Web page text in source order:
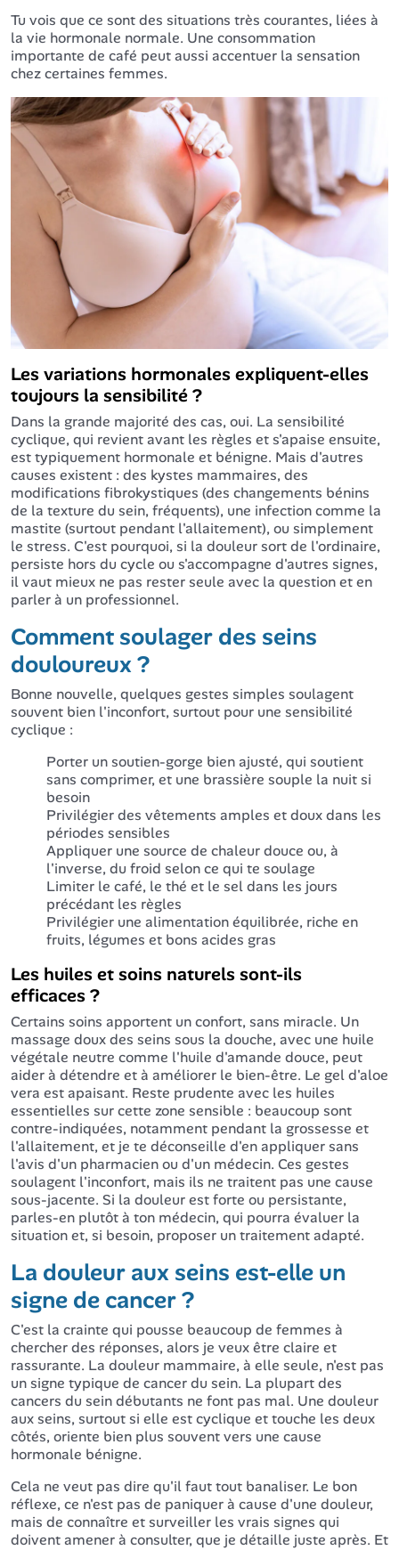
Tu vois que ce sont des situations très courantes, liées à
la vie hormonale normale. Une consommation
importante de café peut aussi accentuer la sensation
chez certaines femmes.
Les variations hormonales expliquent-elles
toujours la sensibilité ?
Dans la grande majorité des cas, oui. La sensibilité
cyclique, qui revient avant les règles et s'apaise ensuite,
est typiquement hormonale et bénigne. Mais d'autres
causes existent : des kystes mammaires, des
modifications fibrokystiques (des changements bénins
de la texture du sein, fréquents), une infection comme la
mastite (surtout pendant l'allaitement), ou simplement
le stress. C'est pourquoi, si la douleur sort de l'ordinaire,
persiste hors du cycle ou s'accompagne d'autres signes,
il vaut mieux ne pas rester seule avec la question et en
parler à un professionnel.
Comment soulager des seins
douloureux ?
Bonne nouvelle, quelques gestes simples soulagent
souvent bien l'inconfort, surtout pour une sensibilité
cyclique :
Porter un soutien-gorge bien ajusté, qui soutient
sans comprimer, et une brassière souple la nuit si
besoin
Privilégier des vêtements amples et doux dans les
périodes sensibles
Appliquer une source de chaleur douce ou, à
l'inverse, du froid selon ce qui te soulage
Limiter le café, le thé et le sel dans les jours
précédant les règles
Privilégier une alimentation équilibrée, riche en
fruits, légumes et bons acides gras
Les huiles et soins naturels sont-ils
efficaces ?
Certains soins apportent un confort, sans miracle. Un
massage doux des seins sous la douche, avec une huile
végétale neutre comme l'huile d'amande douce, peut
aider à détendre et à améliorer le bien-être. Le gel d'aloe
vera est apaisant. Reste prudente avec les huiles
essentielles sur cette zone sensible : beaucoup sont
contre-indiquées, notamment pendant la grossesse et
l'allaitement, et je te déconseille d'en appliquer sans
l'avis d'un pharmacien ou d'un médecin. Ces gestes
soulagent l'inconfort, mais ils ne traitent pas une cause
sous-jacente. Si la douleur est forte ou persistante,
parles-en plutôt à ton médecin, qui pourra évaluer la
situation et, si besoin, proposer un traitement adapté.
La douleur aux seins est-elle un
signe de cancer ?
C'est la crainte qui pousse beaucoup de femmes à
chercher des réponses, alors je veux être claire et
rassurante. La douleur mammaire, à elle seule, n'est pas
un signe typique de cancer du sein. La plupart des
cancers du sein débutants ne font pas mal. Une douleur
aux seins, surtout si elle est cyclique et touche les deux
côtés, oriente bien plus souvent vers une cause
hormonale bénigne.
Cela ne veut pas dire qu'il faut tout banaliser. Le bon
réflexe, ce n'est pas de paniquer à cause d'une douleur,
mais de connaître et surveiller les vrais signes qui
doivent amener à consulter, que je détaille juste après. Et